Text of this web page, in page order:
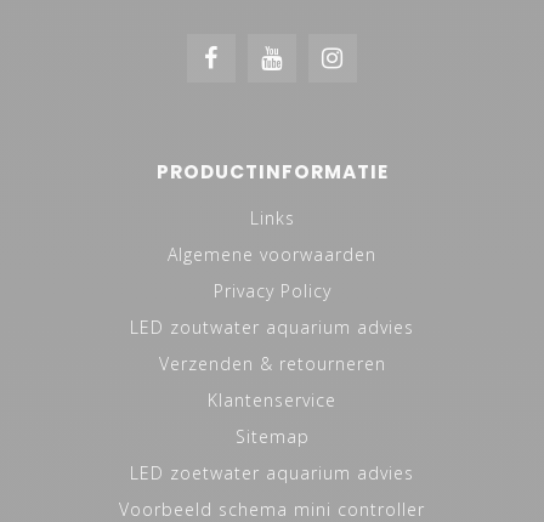
PRODUCTINFORMATIE
Links
Algemene voorwaarden
Privacy Policy
LED zoutwater aquarium advies
Verzenden & retourneren
Klantenservice
Sitemap
LED zoetwater aquarium advies
Voorbeeld schema mini controller